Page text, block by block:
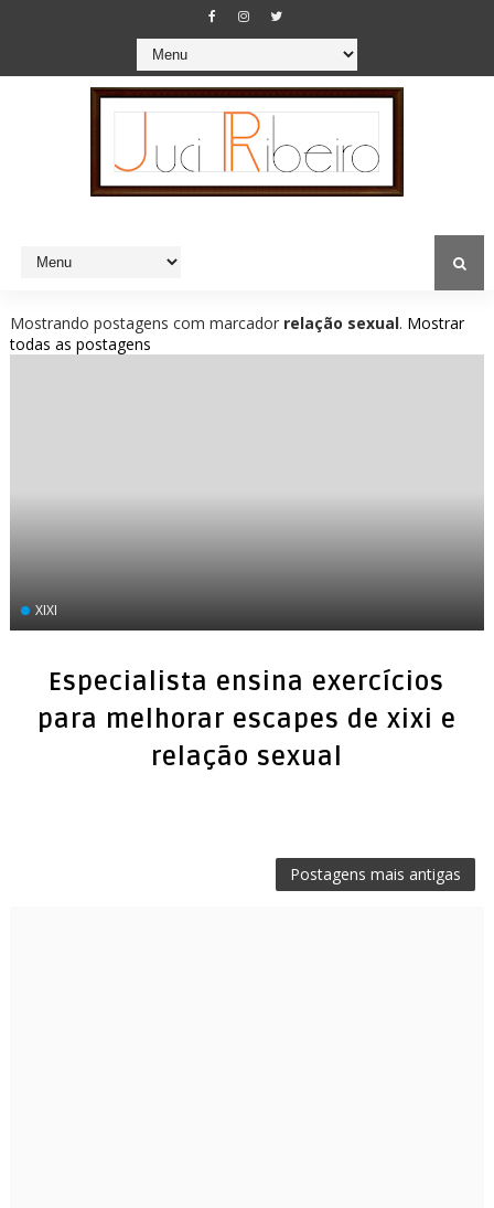
Mostrando postagens com marcador relação sexual. Mostrar
todas as postagens
XIXI
Especialista ensina exercícios
para melhorar escapes de xixi e
relação sexual
Postagens mais antigas